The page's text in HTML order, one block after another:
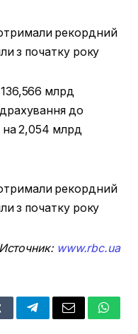
млрд
до
на 2,054 млрд
Источник: www.rbc.ua
TelegramEmail